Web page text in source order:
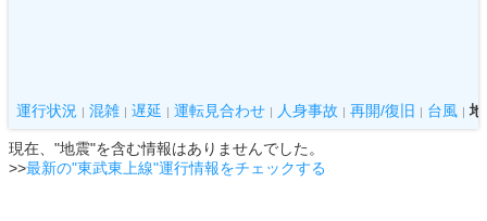
運行状況 | 混雑 | 遅延 | 運転見合わせ | 人身事故 | 再開/復旧 | 台風 |
現在、"地震"を含む情報はありませんでした。
>>最新の"東武東上線"運行情報をチェックする